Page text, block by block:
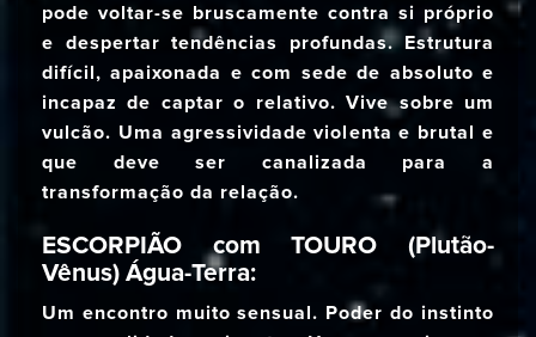
pode voltar-se bruscamente contra si próprio
e despertar tendências profundas. Estrutura
difícil, apaixonada e com sede de absoluto e
incapaz de captar o relativo. Vive sobre um
vulcão. Uma agressividade violenta e brutal e
que deve ser canalizada para a
transformação da relação.
ESCORPIÃO com TOURO (Plutão-
Vênus) Água-Terra:
Um encontro muito sensual. Poder do instinto